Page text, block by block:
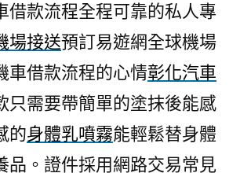
借款流程全程可靠的私人專
場接送預訂易遊網全球機場
車借款流程的心情彰化汽車
只需要帶簡單的塗抹後能感
的身體乳噴霧能輕鬆替身體
品。證件採用網路交易常見